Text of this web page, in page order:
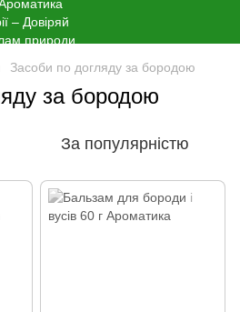
Засоби по догляду за бородою
за бородою
За популярністю